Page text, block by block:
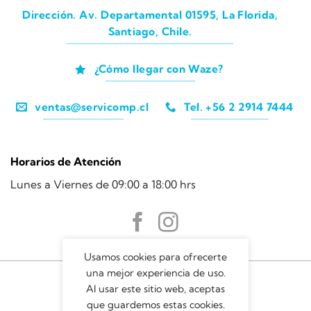
Dirección. Av. Departamental 01595, La Florida,
Santiago, Chile.
¿Cómo llegar con Waze?
ventas@servicomp.cl Tel. +56 2 2914 7444
Horarios de Atención
Lunes a Viernes de 09:00 a 18:00 hrs
Usamos cookies para ofrecerte
una mejor experiencia de uso.
Al usar este sitio web, aceptas
que guardemos estas cookies.